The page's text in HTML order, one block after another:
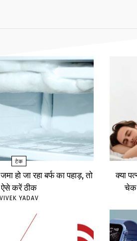
टेक
हो जा रहा बर्फ का पहाड़, तो
ऐसे करें ठीक
VIVEK YADAV
क्या
चेक